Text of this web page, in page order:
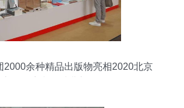
2000余种精品出版物亮相2020北京